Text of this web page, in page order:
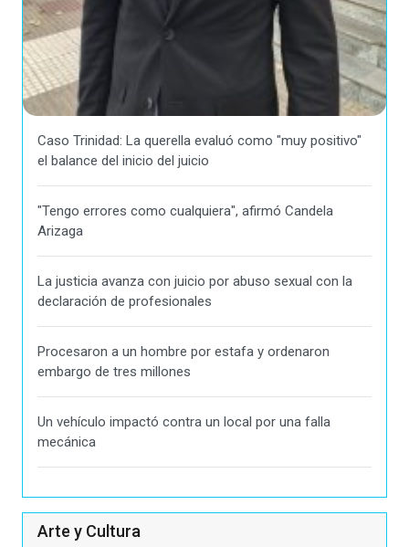
Caso Trinidad: La querella evaluó como "muy positivo"
el balance del inicio del juicio
"Tengo errores como cualquiera", afirmó Candela
Arizaga
La justicia avanza con juicio por abuso sexual con la
declaración de profesionales
Procesaron a un hombre por estafa y ordenaron
embargo de tres millones
Un vehículo impactó contra un local por una falla
mecánica
Arte y Cultura